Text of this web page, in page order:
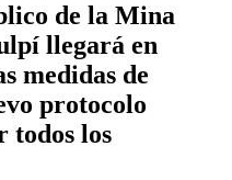
de la Mina
llegará en
medidas de
protocolo
todos los